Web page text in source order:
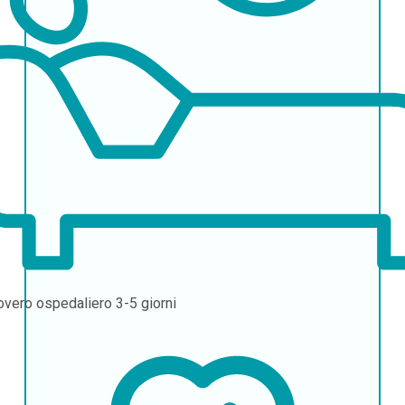
ospedaliero 3-5 giorni